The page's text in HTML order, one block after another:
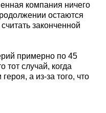
компания ничего
остаются
законченной
примерно по 45
случай, когда
а из-за того, что